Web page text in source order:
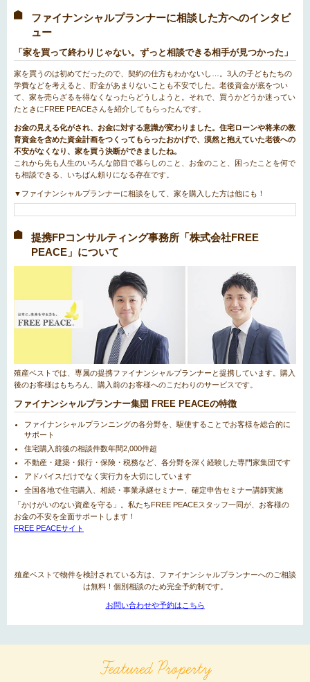
ファイナンシャルプランナーに相談した方へのインタビ
ュー
「家を買って終わりじゃない。ずっと相談できる相手が見つかった」
家を買うのは初めてだったので、契約の仕方もわかないし…。3人の子どもたちの
学費などを考えると、貯金があまりないことも不安でした。老後資金が底をつい
て、家を売らざるを得なくなったらどうしようと。それで、買うかどうか迷ってい
たときにFREE PEACEさんを紹介してもらったんです。
お金の見える化がされ、お金に対する意識が変わりました。住宅ローンや将来の教
育資金を含めた資金計画をつくってもらったおかげで、漠然と抱えていた老後への
不安がなくなり、家を買う決断ができましたね。
これから先も人生のいろんな節目で暮らしのこと、お金のこと、困ったことを何で
も相談できる、いちばん頼りになる存在です。
▼ファイナンシャルプランナーに相談をして、家を購入した方は他にも！
提携FPコンサルティング事務所「株式会社FREE
PEACE」について
殖産ベストでは、専属の提携ファイナンシャルプランナーと提携しています。購入
後のお客様はもちろん、購入前のお客様へのこだわりのサービスです。
ファイナンシャルプランナー集団 FREE PEACEの特徴
ファイナンシャルプランニングの各分野を、駆使することでお客様を総合的に
サポート
住宅購入前後の相談件数年間2,000件超
不動産・建築・銀行・保険・税務など、各分野を深く経験した専門家集団です
アドバイスだけでなく実行力を大切にしています
全国各地で住宅購入、相続・事業承継セミナー、確定申告セミナー講師実施
「かけがいのない資産を守る」。私たちFREE PEACEスタッフ一同が、お客様の
お金の不安を全面サポートします！
FREE PEACEサイト
殖産ベストで物件を検討されている方は、ファイナンシャルプランナーへのご相談
は無料！個別相談のため完全予約制です。
お問い合わせや予約はこちら
Featured Property